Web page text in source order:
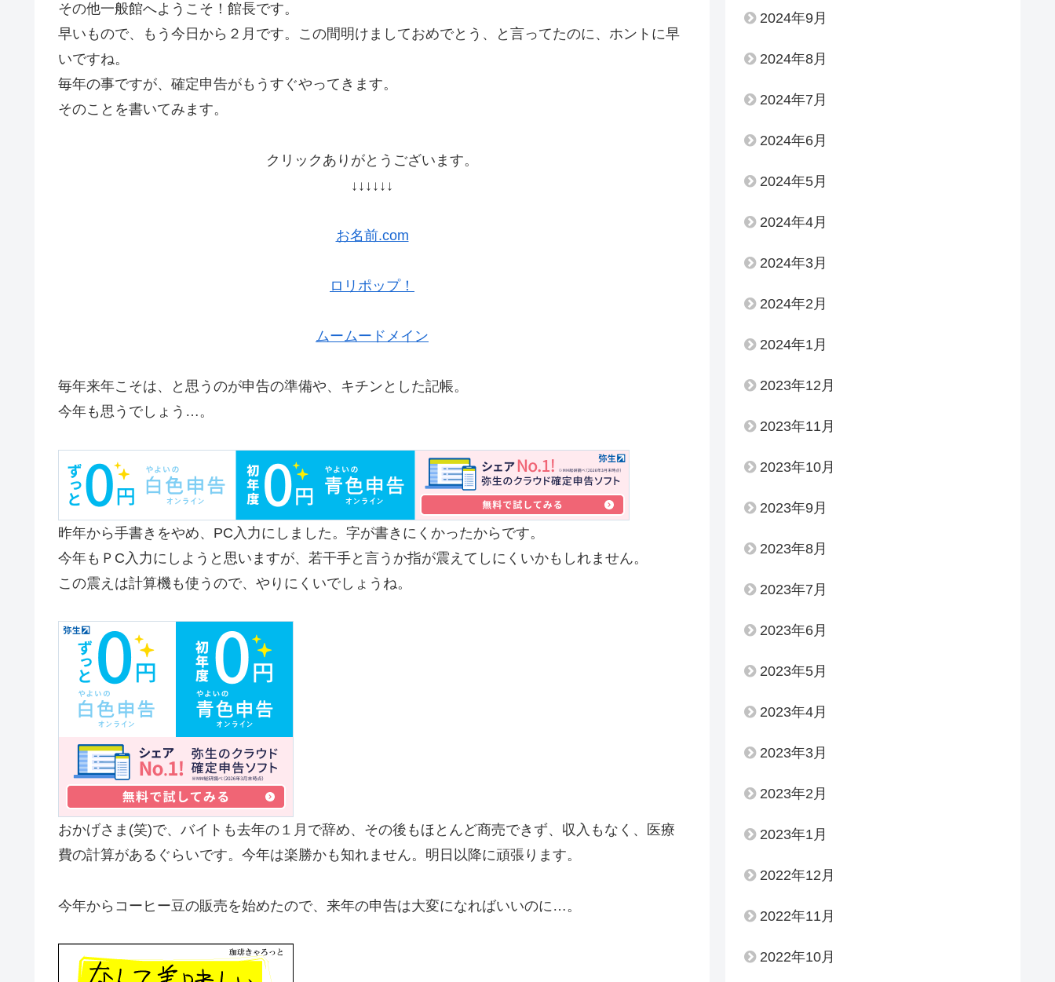
その他一般館へようこそ！館長です。
早いもので、もう今日から２月です。この間明けましておめでとう、と言ってたのに、ホントに早
いですね。
毎年の事ですが、確定申告がもうすぐやってきます。
そのことを書いてみます。
クリックありがとうございます。
↓↓↓↓↓↓
お名前.com
ロリポップ！
ムームードメイン
毎年来年こそは、と思うのが申告の準備や、キチンとした記帳。
今年も思うでしょう…。
昨年から手書きをやめ、PC入力にしました。字が書きにくかったからです。
今年もＰC入力にしようと思いますが、若干手と言うか指が震えてしにくいかもしれません。
この震えは計算機も使うので、やりにくいでしょうね。
おかげさま(笑)で、バイトも去年の１月で辞め、その後もほとんど商売できず、収入もなく、医療
費の計算があるぐらいです。今年は楽勝かも知れません。明日以降に頑張ります。
今年からコーヒー豆の販売を始めたので、来年の申告は大変になればいいのに…。
2024年9月
2024年8月
2024年7月
2024年6月
2024年5月
2024年4月
2024年3月
2024年2月
2024年1月
2023年12月
2023年11月
2023年10月
2023年9月
2023年8月
2023年7月
2023年6月
2023年5月
2023年4月
2023年3月
2023年2月
2023年1月
2022年12月
2022年11月
2022年10月